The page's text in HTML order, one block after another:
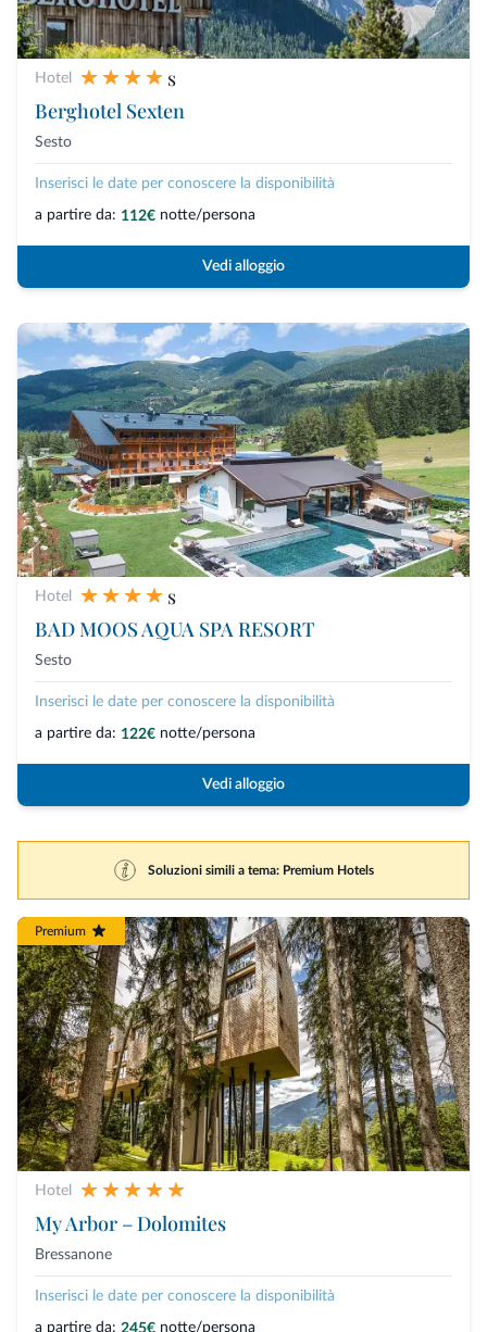
Hotel
s
Berghotel Sexten
Sesto
Inserisci le date per conoscere la disponibilità
a partire da: 112€ notte/persona
Vedi alloggio
Hotel
s
BAD MOOS AQUA SPA RESORT
Sesto
Inserisci le date per conoscere la disponibilità
a partire da: 122€ notte/persona
Vedi alloggio
Soluzioni simili a tema: Premium Hotels
Premium
Hotel
My Arbor – Dolomites
Bressanone
Inserisci le date per conoscere la disponibilità
a partire da: 245€ notte/persona